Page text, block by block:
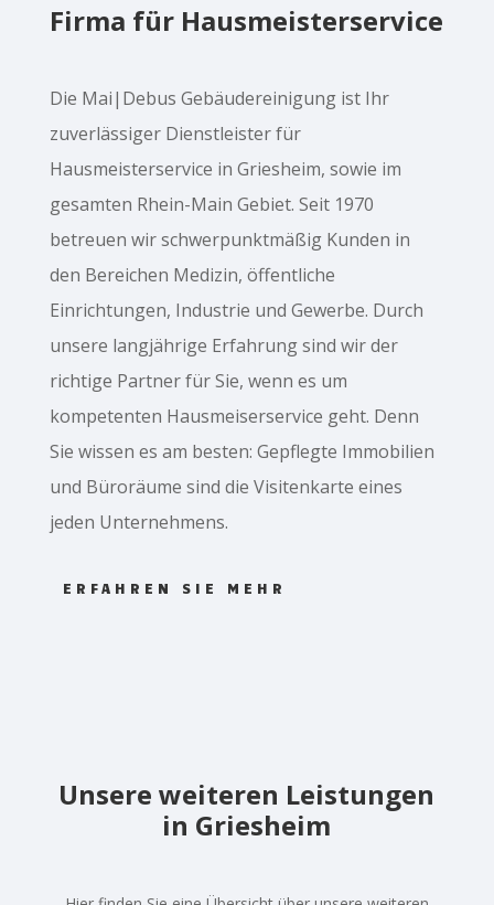
Firma für Hausmeisterservice
Die Mai|Debus Gebäudereinigung ist Ihr
zuverlässiger Dienstleister für
Hausmeisterservice in Griesheim, sowie im
gesamten Rhein-Main Gebiet. Seit 1970
betreuen wir schwerpunktmäßig Kunden in
den Bereichen Medizin, öffentliche
Einrichtungen, Industrie und Gewerbe. Durch
unsere langjährige Erfahrung sind wir der
richtige Partner für Sie, wenn es um
kompetenten Hausmeiserservice geht. Denn
Sie wissen es am besten: Gepflegte Immobilien
und Büroräume sind die Visitenkarte eines
jeden Unternehmens.
ERFAHREN SIE MEHR
Unsere weiteren Leistungen
in Griesheim